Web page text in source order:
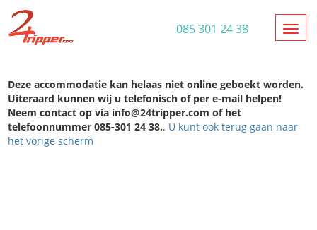
085 301 24 38
Deze accommodatie kan helaas niet online geboekt worden.
Uiteraard kunnen wij u telefonisch of per e-mail helpen!
Neem contact op via info@24tripper.com of het
telefoonnummer 085-301 24 38.. U kunt ook terug gaan naar
het vorige scherm